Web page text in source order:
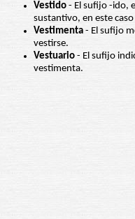
Vestido - El sufijo -ido,
sustantivo, en este
Vestimenta - El sufijo
vestirse.
Vestuario - El sufijo
vestimenta.